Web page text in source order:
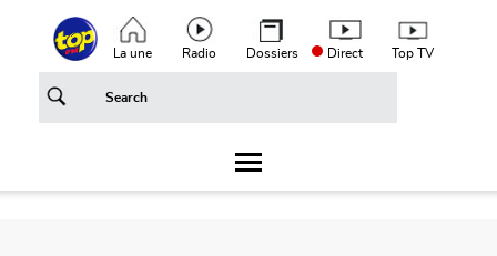
Aller au contenu principalTop header menu
La une Radio Dossiers Direct Top TV